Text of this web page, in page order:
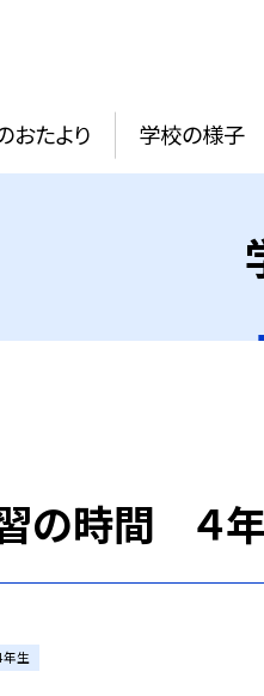
おたより 学校の様子
の時間 ４年
年生